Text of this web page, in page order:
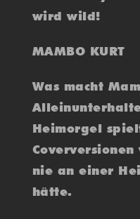
wird wild!
MAMBO KURT
Was macht
Heimorgel
Coverversionen
nie an einer
hätte.